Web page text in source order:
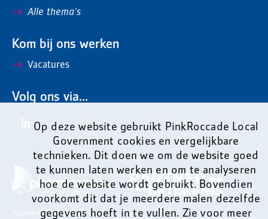
Op deze website gebruikt PinkRoccade Local
Government cookies en vergelijkbare
technieken. Dit doen we om de website goed
te kunnen laten werken en om te analyseren
hoe de website wordt gebruikt. Bovendien
voorkomt dit dat je meerdere malen dezelfde
gegevens hoeft in te vullen. Zie voor meer
Alle thema's
Kom bij ons werken
Vacatures
Volg ons via...
Algemene voorwaarden